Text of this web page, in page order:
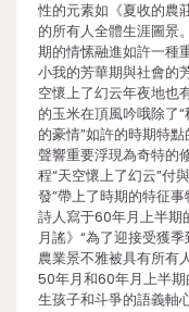
性的元素如《夏收的農
的所有人全體生涯圖景
期的情愫融進如許一種
小我的芳華期與社會的
空懷上了幻云年夜地也
的玉米在頂風吟哦除了
的豪情”如許的時期特
聲響重要浮現為奇特的
程“天空懷上了幻云”付
發”帶上了時期的特征
詩人寫于60年月上半期
月謠》“為了迎接受獲
農業景不雅被具有所有
50年月和60年月上半期
生孩子和斗爭的語義軸